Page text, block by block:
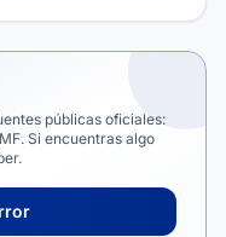
públicas oficiales:
Si encuentras algo